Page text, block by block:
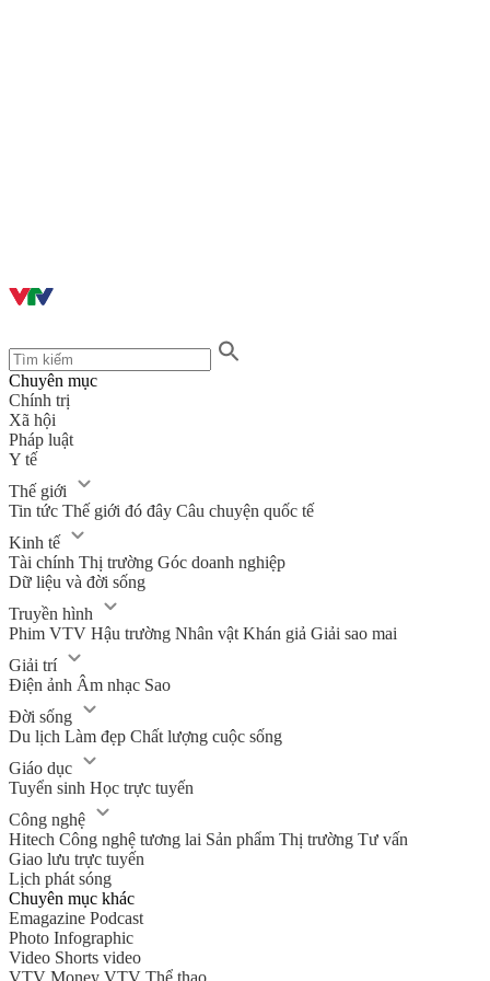
Chuyên mục
Chính trị
Xã hội
Pháp luật
Y tế
Thế giới
Tin tức Thế giới đó đây Câu chuyện quốc tế
Kinh tế
Tài chính Thị trường Góc doanh nghiệp
Dữ liệu và đời sống
Truyền hình
Phim VTV Hậu trường Nhân vật Khán giả Giải sao mai
Giải trí
Điện ảnh Âm nhạc Sao
Đời sống
Du lịch Làm đẹp Chất lượng cuộc sống
Giáo dục
Tuyển sinh Học trực tuyến
Công nghệ
Hitech Công nghệ tương lai Sản phẩm Thị trường Tư vấn
Giao lưu trực tuyến
Lịch phát sóng
Chuyên mục khác
Emagazine Podcast
Photo Infographic
Video Shorts video
VTV Money VTV Thể thao